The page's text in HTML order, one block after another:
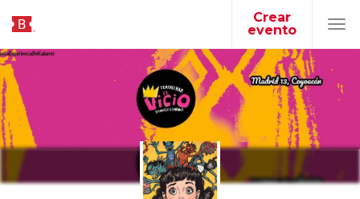
Crear
evento